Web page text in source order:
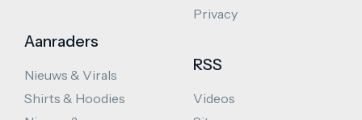
Aanraders
Nieuws & Virals
Shirts & Hoodies
Privacy
RSS
Videos